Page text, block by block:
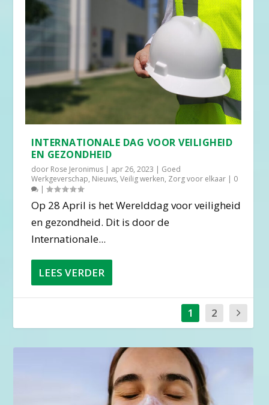
INTERNATIONALE DAG VOOR VEILIGHEID
EN GEZONDHEID
door Rose Jeronimus | apr 26, 2023 | Goed
Werkgeverschap, Nieuws,Veilig werken, Zorg voor elkaar | 0
|
Op 28 April is het Werelddag voor veiligheid
en gezondheid. Dit is door de
Internationale...
LEES VERDER
1 2